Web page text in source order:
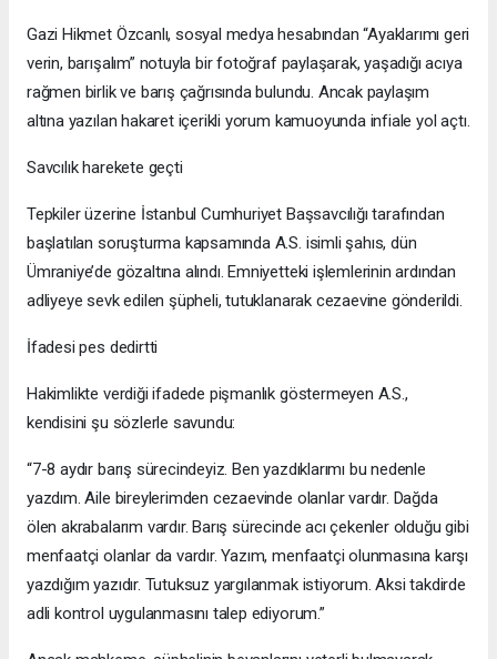
Gazi Hikmet Özcanlı, sosyal medya hesabından “Ayaklarımı geri
verin, barışalım” notuyla bir fotoğraf paylaşarak, yaşadığı acıya
rağmen birlik ve barış çağrısında bulundu. Ancak paylaşım
altına yazılan hakaret içerikli yorum kamuoyunda infiale yol açtı.
Savcılık harekete geçti
Tepkiler üzerine İstanbul Cumhuriyet Başsavcılığı tarafından
başlatılan soruşturma kapsamında A.S. isimli şahıs, dün
Ümraniye’de gözaltına alındı. Emniyetteki işlemlerinin ardından
adliyeye sevk edilen şüpheli, tutuklanarak cezaevine gönderildi.
İfadesi pes dedirtti
Hakimlikte verdiği ifadede pişmanlık göstermeyen A.S.,
kendisini şu sözlerle savundu:
“7-8 aydır barış sürecindeyiz. Ben yazdıklarımı bu nedenle
yazdım. Aile bireylerimden cezaevinde olanlar vardır. Dağda
ölen akrabalarım vardır. Barış sürecinde acı çekenler olduğu gibi
menfaatçi olanlar da vardır. Yazım, menfaatçi olunmasına karşı
yazdığım yazıdır. Tutuksuz yargılanmak istiyorum. Aksi takdirde
adli kontrol uygulanmasını talep ediyorum.”